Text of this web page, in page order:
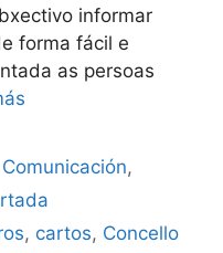
informar
forma fácil e
as persoas
Comunicación,
, cartos, Concello